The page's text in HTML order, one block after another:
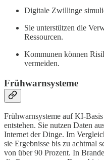
Digitale Zwillinge
Sie unterstützen die
Ressourcen.
Kommunen können
vermeiden.
Frühwarnsysteme
Frühwarnsysteme auf KI-
entstehen. Sie nutzen Daten
Internet der Dinge. Im
sie Ergebnisse bis zu achtmal
von über 90 Prozent. In